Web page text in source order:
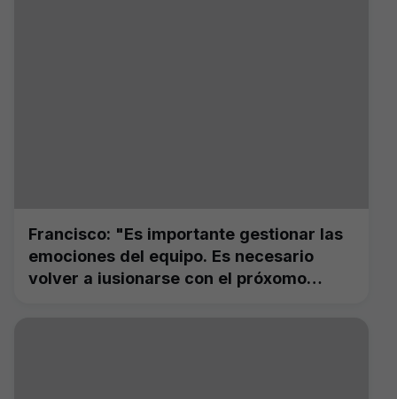
Francisco: "Es importante gestionar las
emociones del equipo. Es necesario
volver a iusionarse con el próxomo